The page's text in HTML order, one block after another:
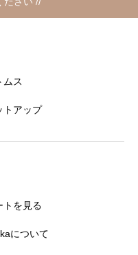
ムス
トアップ
トを見る
について